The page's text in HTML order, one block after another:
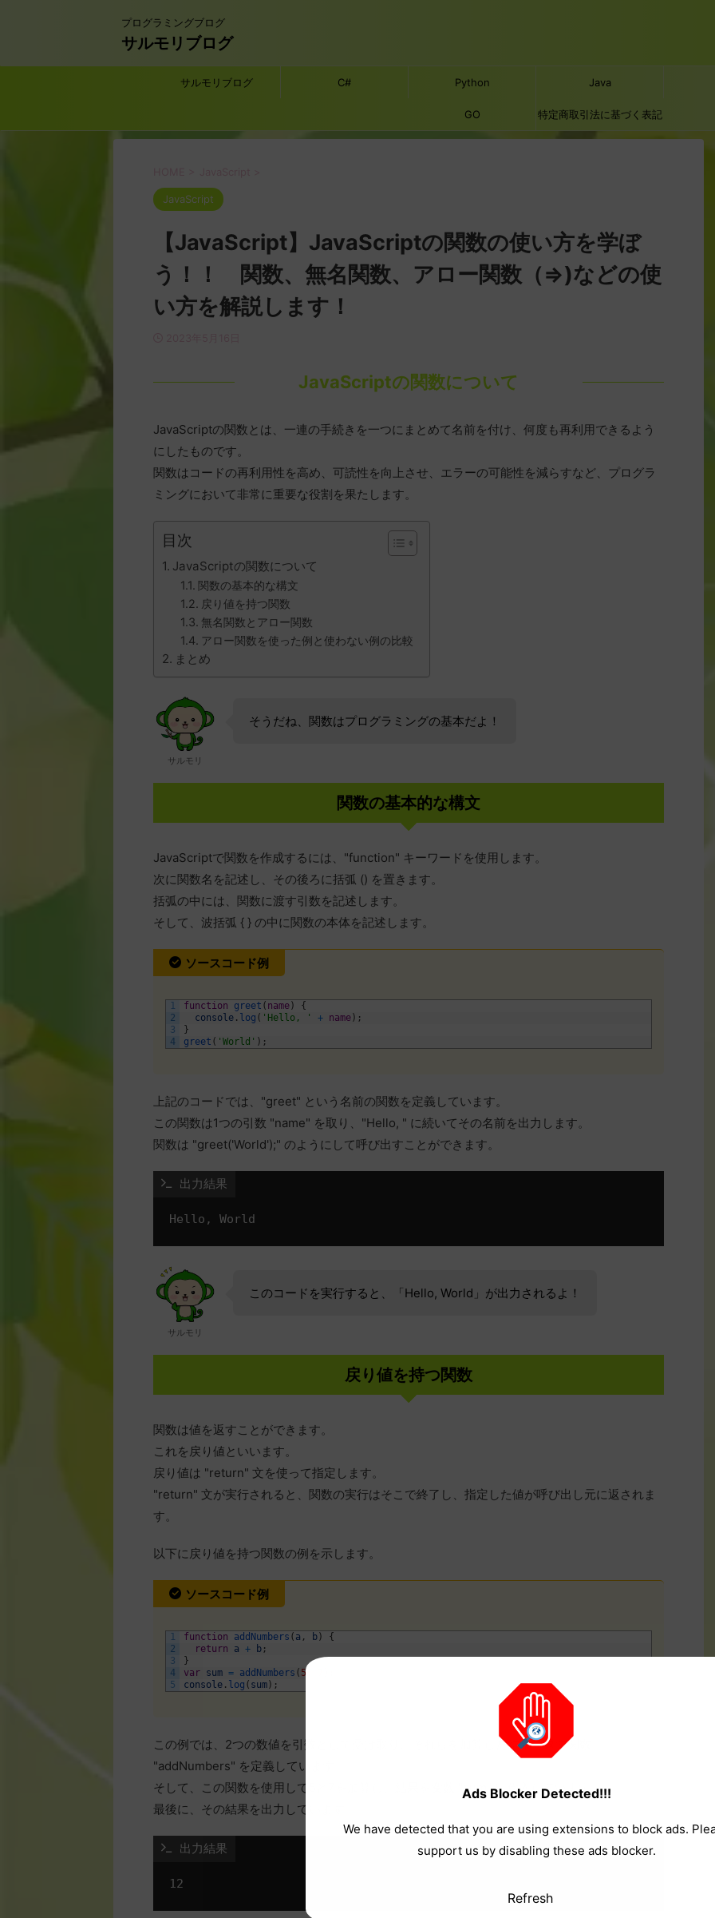
プログラミングブログ
サルモリブログ
サルモリブログ C# Python Java
GO 特定商取引法に基づく表記
JavaScript
【JavaScript】JavaScriptの関数の使い方を学ぼ
う！！ 関数、無名関数、アロー関数（=>)などの使
い方を解説します！
JavaScriptの関数について
JavaScriptの関数とは、一連の手続きを一つにまとめて名前を付け、何度も再利用できるよう
にしたものです。
関数はコードの再利用性を高め、可読性を向上させ、エラーの可能性を減らすなど、プログラ
ミングにおいて非常に重要な役割を果たします。
目次
JavaScriptの関数について
関数の基本的な構文
戻り値を持つ関数
無名関数とアロー関数
アロー関数を使った例と使わない例の比較
まとめ
サルモリ
そうだね、関数はプログラミングの基本だよ！
関数の基本的な構文
JavaScriptで関数を作成するには、"function" キーワードを使用します。
次に関数名を記述し、その後ろに括弧 () を置きます。
括弧の中には、関数に渡す引数を記述します。
そして、波括弧 { } の中に関数の本体を記述します。
ソースコード例
1
2
3
4
function greet ( name )
{
console . log ( 'Hello, ' + name ) ;
}
greet ( 'World' ) ;
上記のコードでは、"greet" という名前の関数を定義しています。
この関数は1つの引数 "name" を取り、"Hello, " に続いてその名前を出力します。
関数は "greet('World');" のようにして呼び出すことができます。
出力結果
サルモリ
このコードを実行すると、「Hello, World」が出力されるよ！
戻り値を持つ関数
関数は値を返すことができます。
これを戻り値といいます。
戻り値は "return" 文を使って指定します。
"return" 文が実行されると、関数の実行はそこで終了し、指定した値が呼び出し元に返されま
す。
以下に戻り値を持つ関数の例を示します。
ソースコード例
1
2
3
4
5
function addNumbers ( a , b )
{
return
a + b ;
}
var sum = addNumbers ( 5
console . log ( sum ) ;
この例では、2つの数値を引数として受け取り、それらを加算した結果を返す関数
"addNumbers" を定義しています。
そして、この関数を使用して5と7を加算し、結果を変数 "sum" に代入しています。
最後に、その結果を出力しています。
出力結果
Ads Blocker Detected!!!
We have detected that you are using extensions to block ads.
support us by disabling these ads blocker.
Refresh